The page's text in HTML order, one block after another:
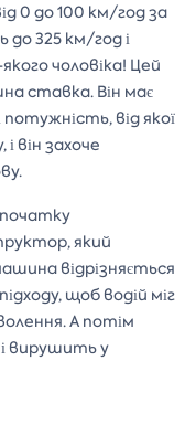
0 до 100 км/год за
до 325 км/год і
чоловіка! Цей
ставка. Він має
потужність, від якої
він захоче
який
відрізняється
щоб водій міг
А потім
вирушить у